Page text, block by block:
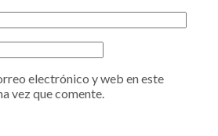
electrónico y web en este
vez que comente.